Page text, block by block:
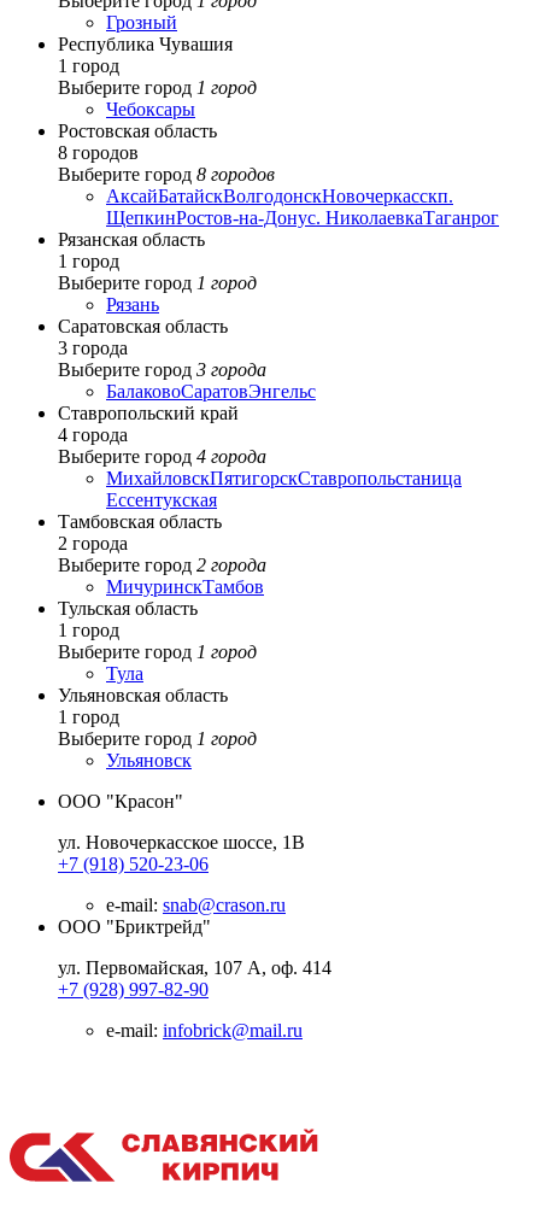
Грозный
Республика Чувашия
1 город
Выберите город 1 город
Чебоксары
Ростовская область
8 городов
Выберите город 8 городов
АксайБатайскВолгодонскНовочеркасскп.
ЩепкинРостов-на-Донус. НиколаевкаТаганрог
Рязанская область
1 город
Выберите город 1 город
Рязань
Саратовская область
3 города
Выберите город 3 города
БалаковоСаратовЭнгельс
Ставропольский край
4 города
Выберите город 4 города
МихайловскПятигорскСтавропольстаница
Ессентукская
Тамбовская область
2 города
Выберите город 2 города
МичуринскТамбов
Тульская область
1 город
Выберите город 1 город
Тула
Ульяновская область
1 город
Выберите город 1 город
Ульяновск
ООО "Красон"
ул. Новочеркасское шоссе, 1В
+7 (918) 520-23-06
e-mail: snab@crason.ru
ООО "Бриктрейд"
ул. Первомайская, 107 А, оф. 414
+7 (928) 997-82-90
e-mail: infobrick@mail.ru